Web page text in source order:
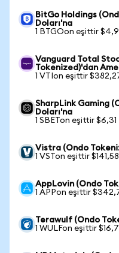
BitGo Holdings
Doları'na
1 BTGOon eşittir
Vanguard Total
Tokenized)'dan
1 VTIon eşittir
SharpLink Gaming
Doları'na
1 SBETon eşittir $6,31
Vistra (Ondo
1 VSTon eşittir $141,58
AppLovin (Ondo
1 APPon eşittir
Terawulf (Ondo
1 WULFon eşittir